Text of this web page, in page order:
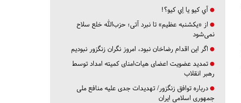
آي كيو يا اِي كيو؟!
از «یکشنبه عظیم» تا نبرد آتی؛ حزب‌الله خلع سلاح
نمی‌شود
اگر این اقدام رضاخان نبود، امروز نگران زنگزور نبودیم
تمدید عضویت اعضای هیات‌امنای کمیته امداد توسط
رهبر انقلاب
درباره توافق زنگزور/ تهدیدات جدی علیه منافع ملی
جمهوری اسلامی ایران